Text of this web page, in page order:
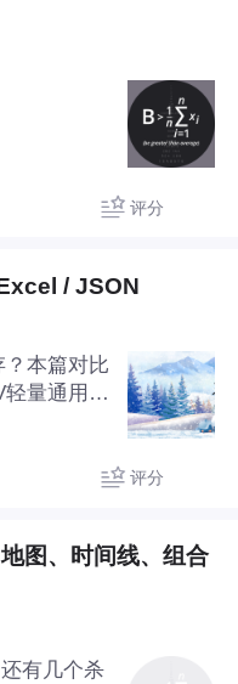
评分
/ JSON
本篇对比
量通用但
存结构化数
评分
图、时间线、组合
有几个杀